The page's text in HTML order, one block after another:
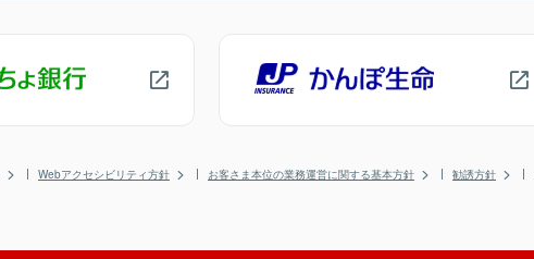
Webアクセシビリティ方針 お客さま本位の業務運営に関する基本方針 勧誘方針